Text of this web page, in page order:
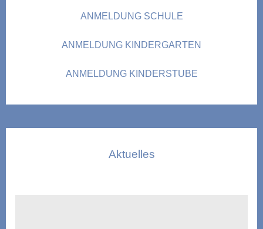
ANMELDUNG SCHULE
ANMELDUNG KINDERGARTEN
ANMELDUNG KINDERSTUBE
Aktuelles